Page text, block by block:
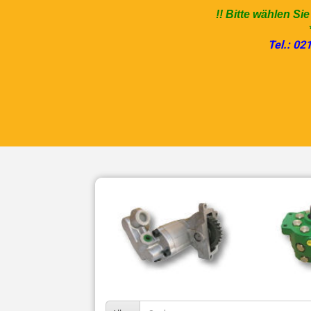
!! Bitte wählen
Tel.: